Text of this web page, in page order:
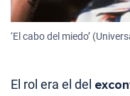
‘El cabo del miedo’
El rol era el del